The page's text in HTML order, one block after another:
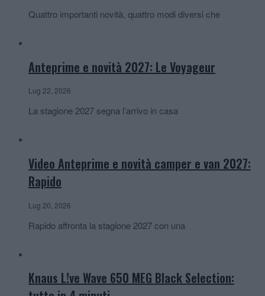
Quattro importanti novità, quattro modi diversi che
Anteprime e novità 2027: Le Voyageur
Lug 22, 2026
La stagione 2027 segna l’arrivo in casa
Video Anteprime e novità camper e van 2027:
Rapido
Lug 20, 2026
Rapido affronta la stagione 2027 con una
Knaus L!ve Wave 650 MEG Black Selection: